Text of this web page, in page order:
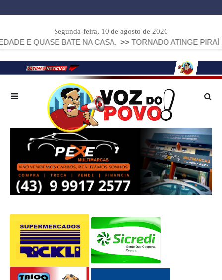
Segunda-feira, 10 de agosto de 2026
BATE NA CASA. >> TORNADO ATINGE PIRAÍ DO SUL E